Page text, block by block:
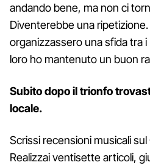
andando bene, ma non ci
Diventerebbe una
organizzassero una sfida tra i
loro ho mantenuto un buon
Subito dopo il trionfo
locale.
Scrissi recensioni musicali sul
Realizzai ventisette articoli,